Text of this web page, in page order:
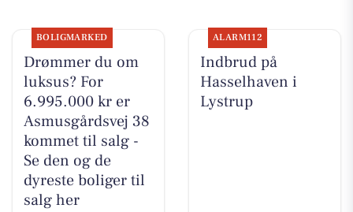
BOLIGMARKED
Drømmer du om
luksus? For
6.995.000 kr er
Asmusgårdsvej 38
kommet til salg -
Se den og de
dyreste boliger til
salg her
ALARM112
Indbrud på
Hasselhaven i
Lystrup